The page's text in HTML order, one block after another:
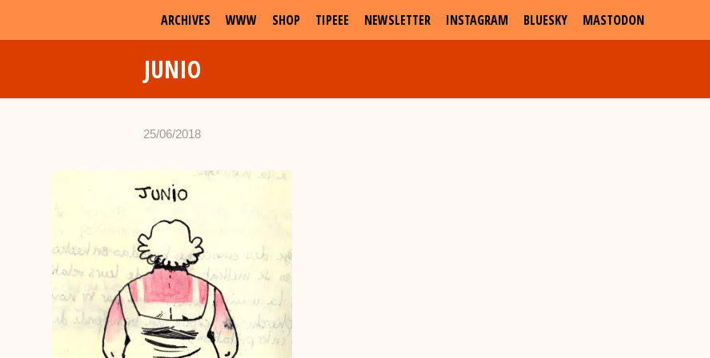
ARCHIVES WWW SHOP TIPEEE NEWSLETTER INSTAGRAM BLUESKY MASTODON
JUNIO
25/06/2018
d